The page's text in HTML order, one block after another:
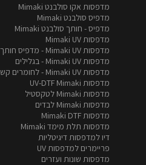
מדפסות אקו סולבנט Mimaki
מדפיס סולבנט Mimaki
מדפיס - חותך סולבנט Mimaki
מדפסות Mimaki UV
מדפסות Mimaki UV - מדפיס חותך בגלילים
מדפסות Mimaki UV - בגלילים
מדפסות Mimaki UV - לחומרים קשיחים
מדפסות UV-DTF Mimaki
מדפסות Mimaki לטקסטיל
מדפסות Mimaki לבדים
מדפסות Mimaki DTF
מדפסות תלת מימד Mimaki
דיו למדפסות דיגיטליות
פריימרים למדפסות UV
מדפסות שונות ועזרים